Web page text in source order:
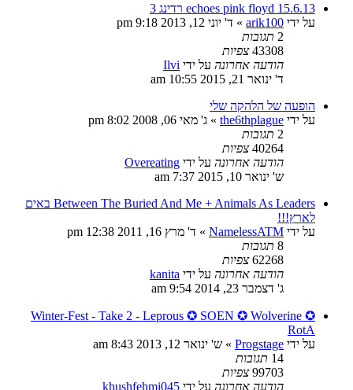
echoes pink floyd 15.6.13 רדינג 3
על ידי arik100
» ד' יוני 12, 2013 9:18 pm
2 תגובות
43308 צפיות
הודעה אחרונה על ידי Ilvi
ד' ינואר 21, 2015 10:55 am
הופעה של הלהקה שלי
על ידי the6thplague
» ג' מאי 06, 2008 8:02 pm
2 תגובות
40264 צפיות
הודעה אחרונה על ידי Overeating
ש' ינואר 10, 2015 7:37 am
Between The Buried And Me + Animals As Leaders באים
לארץ!!!
על ידי NamelessATM
» ד' מרץ 16, 2011 12:38 pm
8 תגובות
62268 צפיות
הודעה אחרונה על ידי kanita
ג' דצמבר 23, 2014 9:54 am
Winter-Fest - Take 2 - Leprous ✪ SOEN ✪ Wolverine ✪
RotA
על ידי Progstage
» ש' ינואר 12, 2013 8:43 am
14 תגובות
99703 צפיות
הודעה אחרונה על ידי khushfehmi045